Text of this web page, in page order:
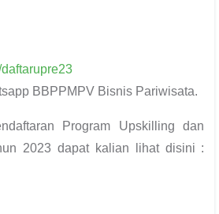
BBPPMPV Bisnis Pariwisata.
Program Upskilling dan
2023 dapat kalian lihat disini :